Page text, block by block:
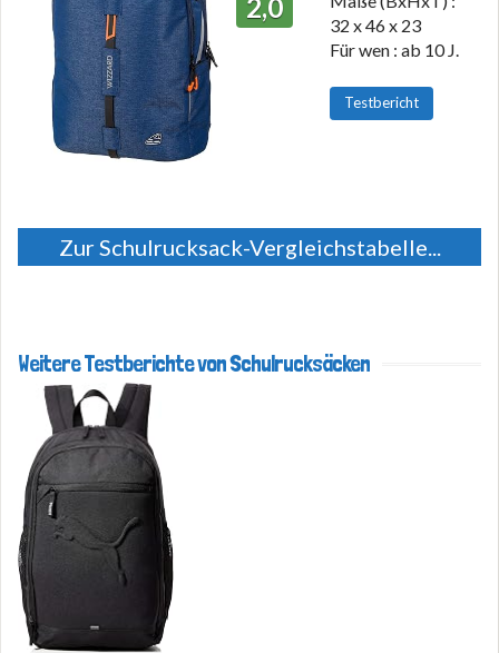
2,0
32 x 46 x 23
Für wen : ab 10 J.
Testbericht
Zur Schulrucksack-Vergleichstabelle...
Weitere Testberichte von Schulrucksäcken